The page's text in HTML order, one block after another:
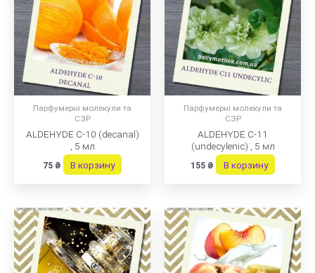
Парфумерні молекули та
СЗР
ALDEHYDE C-10 (decanal)
, 5 мл
75 ₴ В корзину
Парфумерні молекули та
СЗР
ALDEHYDE C-11
(undecylenic) , 5 мл
155 ₴ В корзину